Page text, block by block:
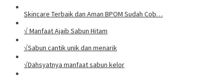
Skincare Terbaik dan Aman BPOM Sudah Cob…
√ Manfaat Ajaib Sabun Hitam
√Sabun cantik unik dan menarik
√Dahsyatnya manfaat sabun kelor